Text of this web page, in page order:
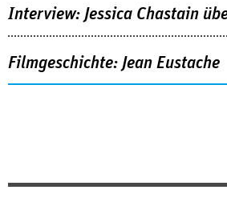
Interview: Jessica Chastain
Filmgeschichte: Jean Eustache